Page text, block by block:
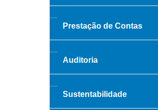
Prestação de Contas
Auditoria
Sustentabilidade